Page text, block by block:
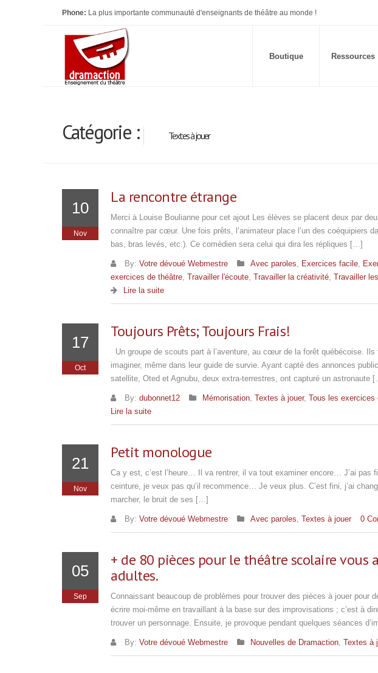
Phone: La plus importante communauté d'enseignants de théâtre au monde !
Boutique Ressources
Catégorie : Textes à jouer
10
Nov
La rencontre étrange
Merci à Louise Boulianne pour cet ajout Les élèves se placent deux par
connaître par cœur. Une fois prêts, l’animateur place l’un des coéquipiers
bas, bras levés, etc.). Ce comédien sera celui qui dira les répliques […]
By: Votre dévoué Webmestre Avec paroles, Exercices facile,
exercices de théâtre, Travailler l'écoute, Travailler la créativité, Travailler
Lire la suite
17
Oct
Toujours Prêts; Toujours Frais!
Un groupe de scouts part à l’aventure, au cœur de la forêt québécoise. Ils
imaginer, même dans leur guide de survie. Ayant capté des annonces
satellite, Oted et Agnubu, deux extra-terrestres, ont capturé un astronaute
By: dubonnet12 Mémorisation, Textes à jouer, Tous les exercices
Lire la suite
21
Nov
Petit monologue
Ca y est, c’est l’heure… Il va rentrer, il va tout examiner encore… J’ai pas
ceinture, je veux pas qu’il recommence… Je veux plus. C’est fini, j’ai
marcher, le bruit de ses […]
By: Votre dévoué Webmestre Avec paroles, Textes à jouer 0
05
Sep
+ de 80 pièces pour le théâtre scolaire
adultes.
Connaissant beaucoup de problèmes pour trouver des pièces à jouer pour
écrire moi-même en travaillant à la base sur des improvisations ; c’est à
trouver un personnage. Ensuite, je provoque pendant quelques séances
By: Votre dévoué Webmestre Nouvelles de Dramaction, Textes à